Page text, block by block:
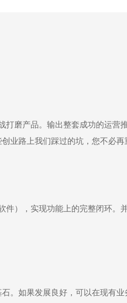
磨产品。输出整套成功的运营
业路上我们踩过的坑，您不必再
），实现功能上的完整闭环。
。如果发展良好，可以在现有